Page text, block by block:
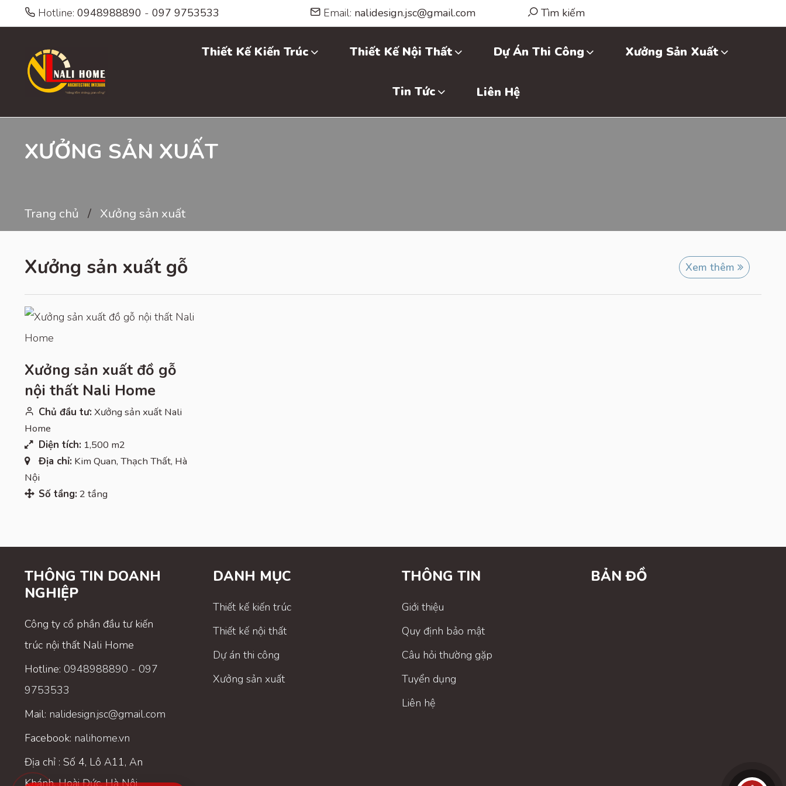
Hotline: 0948988890 - 097 9753533 Email: nalidesign.jsc@gmail.com Tìm kiếm
Thiết Kế Kiến Trúc Thiết Kế Nội Thất Dự Án Thi Công Xưởng Sản Xuất
Tin Tức Liên Hệ
XƯỞNG SẢN XUẤT
Trang chủ Xưởng sản xuất
Xưởng sản xuất gỗ Xem thêm
Xưởng sản xuất đồ gỗ
nội thất Nali Home
Chủ đầu tư: Xưởng sản xuất Nali
Home
Diện tích: 1,500 m2
Địa chỉ: Kim Quan, Thạch Thất, Hà
Nội
Số tầng: 2 tầng
THÔNG TIN DOANH
NGHIỆP
Công ty cổ phần đầu tư kiến
trúc nội thất Nali Home
Hotline: 0948988890 - 097
9753533
Mail: nalidesign.jsc@gmail.com
Facebook: nalihome.vn
Địa chỉ : Số 4, Lô A11, An
Khánh, Hoài Đức, Hà Nội
DANH MỤC
Thiết kế kiến trúc
Thiết kế nội thất
Dự án thi công
Xưởng sản xuất
THÔNG TIN
Giới thiệu
Quy định bảo mật
Câu hỏi thường gặp
Tuyển dụng
Liên hệ
BẢN ĐỒ